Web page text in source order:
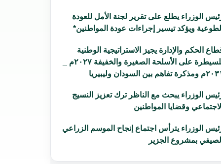
الوزراء يطلع على تقرير لجنة الأمل للعودة
الطوعية ويؤكد تيسير إجراءات عودة المواطنين*
الحكم والإدارة يجيز الاستراتيجية الوطنية
للسيطرة على الأسلحة الصغيرة والخفيفة ٢٠٢٧م _
تفاهم بين السودان وليبيريا
الوزراء يبحث مع الناظر ترك تعزيز النسيج
الاجتماعي وقضايا المواطنين
الوزراء يترأس اجتماع إنجاح الموسم الزراعي
الصيفي بمشروع الجزير